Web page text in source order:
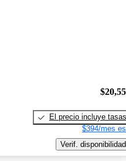
El precio incluye tasas
$394/mes
Verif. disponibilidad